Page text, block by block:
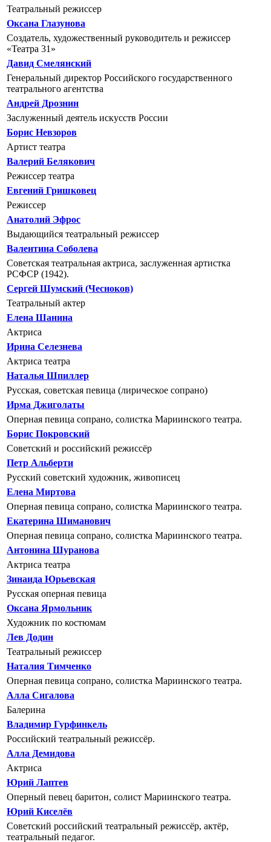
Театральный режиссер
Оксана Глазунова
Создатель, художественный руководитель и режиссер
«Театра 31»
Давид Смелянский
Генеральный директор Российского государственного
театрального агентства
Андрей Дрознин
Заслуженный деятель искусств России
Борис Невзоров
Артист театра
Валерий Белякович
Режиссер театра
Евгений Гришковец
Режиссер
Анатолий Эфрос
Выдающийся театральный режиссер
Валентина Соболева
Советская театральная актриса, заслуженная артистка
РСФСР (1942).
Сергей Шумский (Чесноков)
Театральный актер
Елена Шанина
Актриса
Ирина Селезнева
Актриса театра
Наталья Шпиллер
Русская, советская певица (лирическое сопрано)
Ирма Джиголаты
Оперная певица сопрано, солистка Мариинского театра.
Борис Покровский
Советский и российский режиссёр
Петр Альберти
Русский советский художник, живописец
Елена Миртова
Оперная певица сопрано, солистка Мариинского театра.
Екатерина Шиманович
Оперная певица сопрано, солистка Мариинского театра.
Антонина Шуранова
Актриса театра
Зинаида Юрьевская
Русская оперная певица
Оксана Ярмольник
Художник по костюмам
Лев Додин
Театральный режиссер
Наталия Тимченко
Оперная певица сопрано, солистка Мариинского театра.
Алла Сигалова
Балерина
Владимир Гурфинкель
Российский театральный режиссёр.
Алла Демидова
Актриса
Юрий Лаптев
Оперный певец баритон, солист Мариинского театра.
Юрий Киселёв
Советский российский театральный режиссёр, актёр,
театральный педагог.